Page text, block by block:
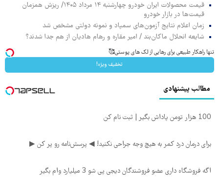
قیمت محصولات ایران خودرو چهارشنبه ۱۴ مرداد ۱۴۰۵/ ریزش همزمان
قیمت‌ها در بازار خودرو
زمان اعلام نتایج آزمون‌های سمپاد و نمونه دولتی مشخص شد
شایعه انحلال ماکان‌بند / امیر مقاره و رهام هادیان از هم جدا شدند؟
تنها راهکار طبیعی برای رهایی از لک های پوستی🥰
تخفیف ویژه!
مطالب پیشنهادی
100 هزار تومن پاداش بگیر | ثبت نام کن
برای درمان درد کمر به هیچ وجه جراحی نکنید! ◀ پرسش‌نامه رو پر کن ▶
اگه فروشگاه داری عضو فروشندگان دیجی پی شو 3 میلیارد وام بگیر